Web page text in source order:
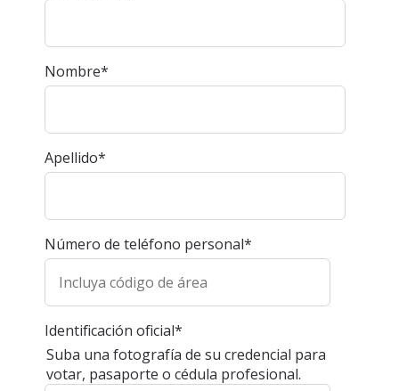
Nombre*
Apellido*
Número de teléfono personal*
Identificación oficial*
Suba una fotografía de su credencial para
votar, pasaporte o cédula profesional.